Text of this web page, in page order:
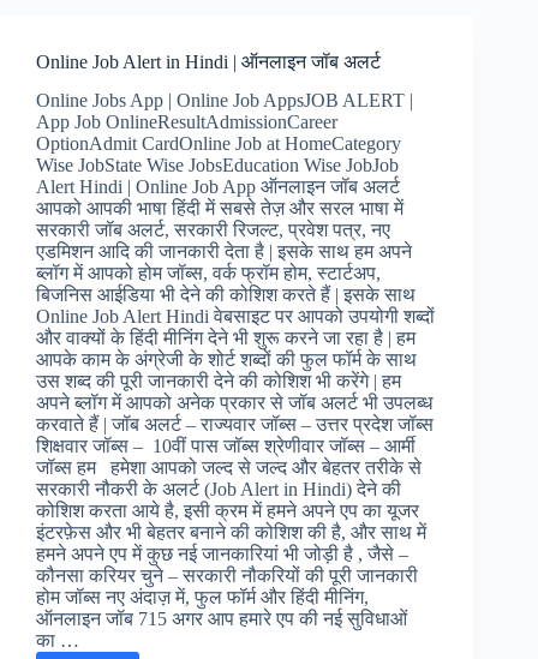
UPPSC
असिस्टेंट
प्रोसीकियुटिंग
ऑफिसर
फाइनल
रिजल्ट,
Online Job Alert in Hindi | ऑनलाइन जॉब अलर्ट
Online Jobs App | Online Job AppsJOB ALERT |
App Job OnlineResultAdmissionCareer
OptionAdmit CardOnline Job at HomeCategory
Wise JobState Wise JobsEducation Wise JobJob
Alert Hindi | Online Job App ऑनलाइन जॉब अलर्ट
आपको आपकी भाषा हिंदी में सबसे तेज़ और सरल भाषा में
सरकारी जॉब अलर्ट, सरकारी रिजल्ट, प्रवेश पत्र, नए
एडमिशन आदि की जानकारी देता है | इसके साथ हम अपने
ब्लॉग में आपको होम जॉब्स, वर्क फ्रॉम होम, स्टार्टअप,
बिजनिस आईडिया भी देने की कोशिश करते हैं | इसके साथ
Online Job Alert Hindi वेबसाइट पर आपको उपयोगी शब्दों
और वाक्यों के हिंदी मीनिंग देने भी शुरू करने जा रहा है | हम
आपके काम के अंग्रेजी के शोर्ट शब्दों की फुल फॉर्म के साथ
उस शब्द की पूरी जानकारी देने की कोशिश भी करेंगे | हम
अपने ब्लॉग में आपको अनेक प्रकार से जॉब अलर्ट भी उपलब्ध
करवाते हैं | जॉब अलर्ट – राज्यवार जॉब्स – उत्तर प्रदेश जॉब्स
शिक्षवार जॉब्स – 10वीं पास जॉब्स श्रेणीवार जॉब्स – आर्मी
जॉब्स हम हमेशा आपको जल्द से जल्द और बेहतर तरीके से
सरकारी नौकरी के अलर्ट (Job Alert in Hindi) देने की
कोशिश करता आये है, इसी क्रम में हमने अपने एप का यूजर
इंटरफ़ेस और भी बेहतर बनाने की कोशिश की है, और साथ में
हमने अपने एप में कुछ नई जानकारियां भी जोड़ी है , जैसे –
कौनसा करियर चुने – सरकारी नौकरियों की पूरी जानकारी
होम जॉब्स नए अंदाज़ में, फुल फॉर्म और हिंदी मीनिंग,
ऑनलाइन जॉब 715 अगर आप हमारे एप की नई सुविधाओं
का …